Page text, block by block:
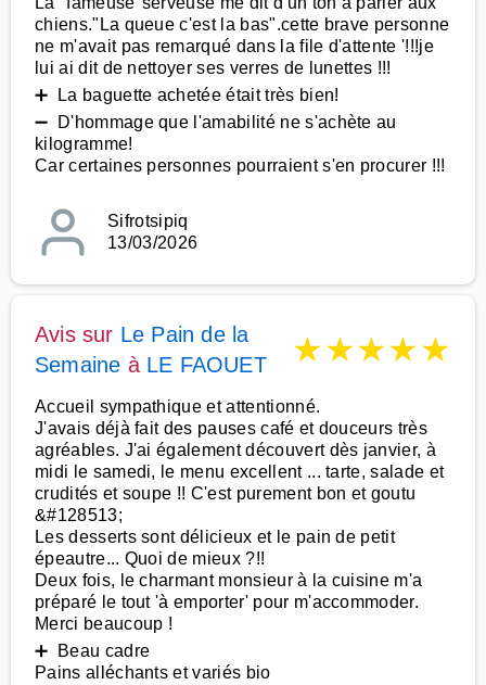
chiens."La queue c'est la bas".cette brave personne
ne m'avait pas remarqué dans la file d'attente '!!!je
lui ai dit de nettoyer ses verres de lunettes !!!
➕ La baguette achetée était très bien!
➖ D'hommage que l'amabilité ne s'achète au
kilogramme!
Car certaines personnes pourraient s'en procurer !!!
Sifrotsipiq
13/03/2026
Avis sur Le Pain de la
Semaine à LE FAOUET ★★★★★
Accueil sympathique et attentionné.
J'avais déjà fait des pauses café et douceurs très
agréables. J'ai également découvert dès janvier, à
midi le samedi, le menu excellent ... tarte, salade et
crudités et soupe !! C'est purement bon et goutu
&#128513;
Les desserts sont délicieux et le pain de petit
épeautre... Quoi de mieux ?!!
Deux fois, le charmant monsieur à la cuisine m'a
préparé le tout 'à emporter' pour m'accommoder.
Merci beaucoup !
➕ Beau cadre
Pains alléchants et variés bio